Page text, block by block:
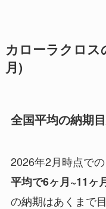
カローラクロス
月)
全国平均の納期
2026年2月時点で
平均で6ヶ月~11ヶ
の納期はあくまで